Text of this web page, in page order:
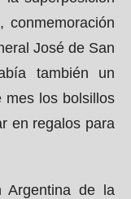
José de San
también un
mes los bolsillos
en regalos para
Argentina de la